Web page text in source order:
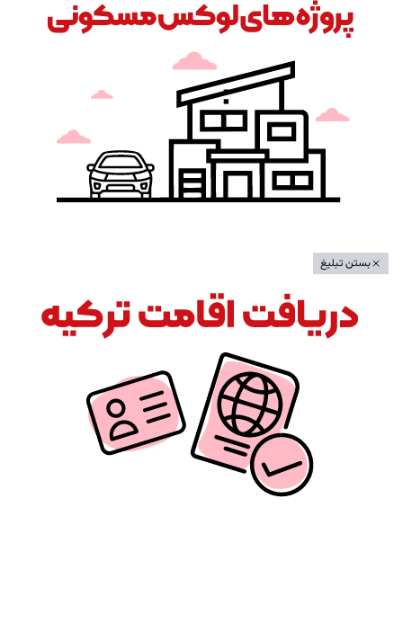
بستن تبلیغ